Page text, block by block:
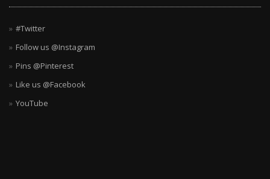
#Twitter
Follow us @Instagram
Pins @Pinterest
Like us @Facebook
YouTube